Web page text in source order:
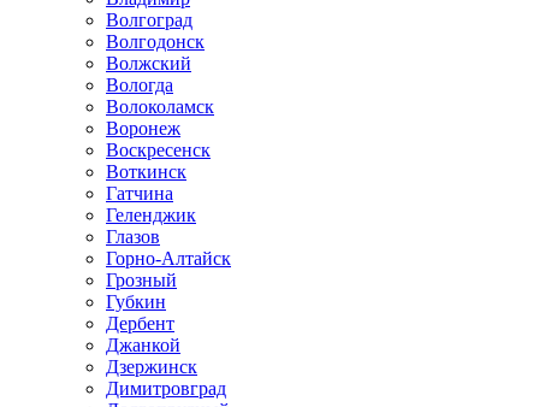
Волгоград
Волгодонск
Волжский
Вологда
Волоколамск
Воронеж
Воскресенск
Воткинск
Гатчина
Геленджик
Глазов
Горно-Алтайск
Грозный
Губкин
Дербент
Джанкой
Дзержинск
Димитровград